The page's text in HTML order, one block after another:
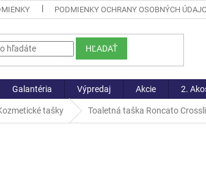
PODMIENKY OCHRANY OSOBNÝCH
HĽADAŤ
Galantéria Výpredaj Akcie 2.
tašky Toaletná taška Roncato